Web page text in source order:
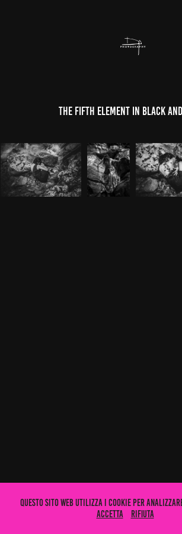
The Fifth Element in Black
Questo sito web utilizza i cookie per
Accetta
Rifiuta